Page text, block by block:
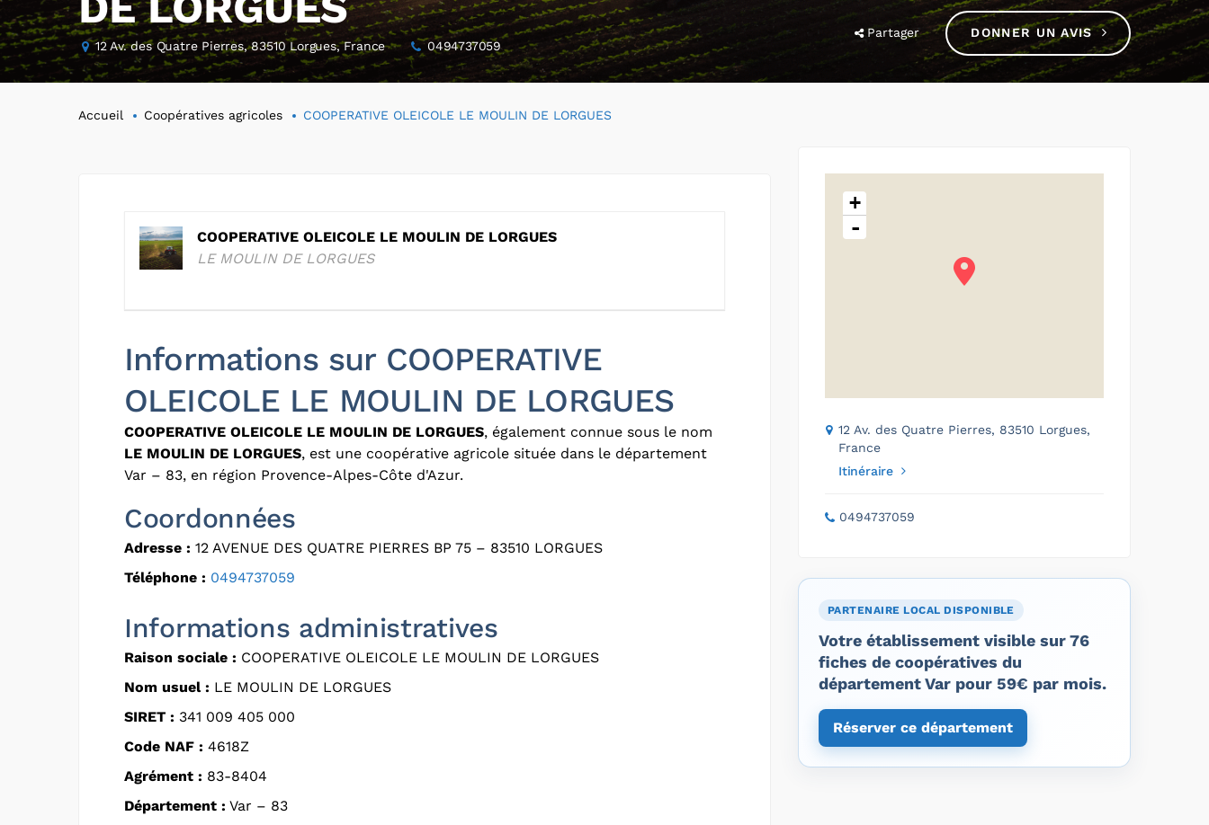
12 Av. des Quatre Pierres, 83510 Lorgues, France 0494737059
Partager DONNER UN AVIS
Accueil Coopératives agricoles COOPERATIVE OLEICOLE LE MOULIN DE LORGUES
COOPERATIVE OLEICOLE LE MOULIN DE LORGUES
LE MOULIN DE LORGUES
Informations sur COOPERATIVE
OLEICOLE LE MOULIN DE LORGUES
COOPERATIVE OLEICOLE LE MOULIN DE LORGUES, également connue sous le nom
LE MOULIN DE LORGUES, est une coopérative agricole située dans le département
Var – 83, en région Provence-Alpes-Côte d'Azur.
Coordonnées
Adresse : 12 AVENUE DES QUATRE PIERRES BP 75 – 83510 LORGUES
Téléphone : 0494737059
Informations administratives
Raison sociale : COOPERATIVE OLEICOLE LE MOULIN DE LORGUES
Nom usuel : LE MOULIN DE LORGUES
SIRET : 341 009 405 000
Code NAF : 4618Z
Agrément : 83-8404
Département : Var – 83
+
-
12 Av. des Quatre Pierres, 83510 Lorgues,
France
Itinéraire
0494737059
PARTENAIRE LOCAL DISPONIBLE
Votre établissement visible sur 76
fiches de coopératives du
département Var pour 59€ par mois.
Réserver ce département